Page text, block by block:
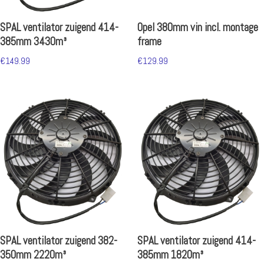
SPAL ventilator zuigend 414-
385mm 3430m³
€149.99
Opel 380mm vin incl. montage
frame
€129.99
SPAL ventilator zuigend 382-
350mm 2220m³
SPAL ventilator zuigend 414-
385mm 1820m³